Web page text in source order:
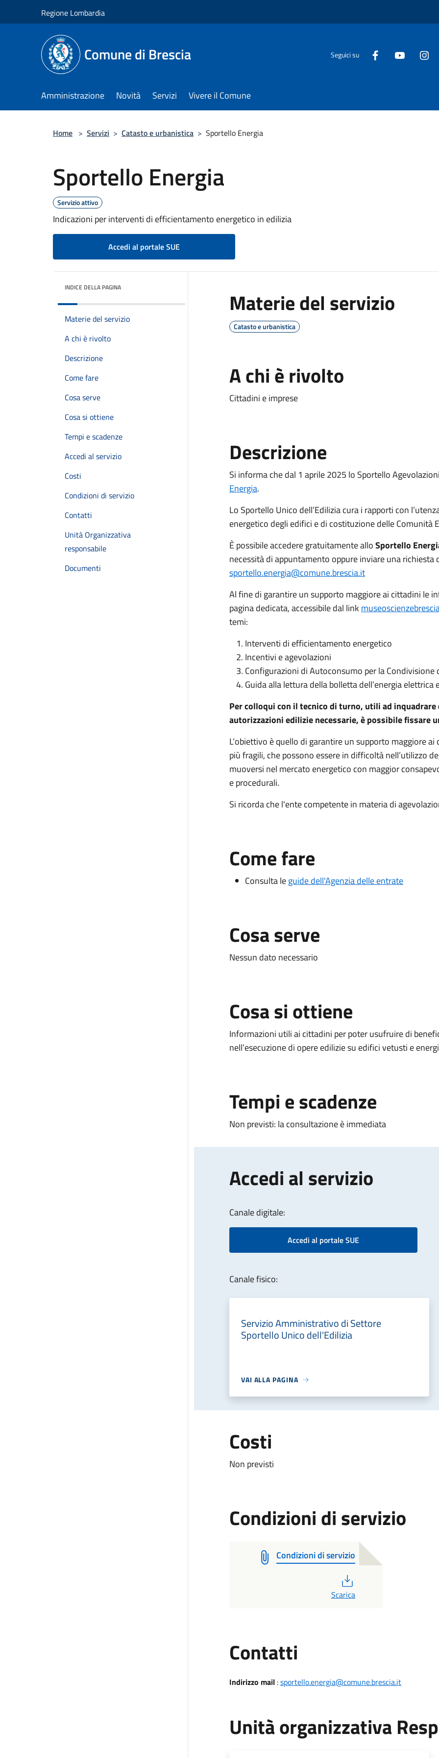
Regione Lombardia
Comune di Brescia Seguici su
Amministrazione Novità Servizi Vivere il Comune
Home > Servizi > Catasto e urbanistica > Sportello Energia
Sportello Energia
Servizio attivo
Indicazioni per interventi di efficientamento energetico in edilizia
Accedi al portale SUE
INDICE DELLA PAGINA
Materie del servizio
A chi è rivolto
Descrizione
Come fare
Cosa serve
Cosa si ottiene
Tempi e scadenze
Accedi al servizio
Costi
Condizioni di servizio
Contatti
Unità Organizzativa
responsabile
Documenti
Materie del servizio
Catasto e urbanistica
A chi è rivolto
Cittadini e imprese
Descrizione
Si informa che dal 1 aprile 2025 lo Sportello
Energia.
Lo Sportello Unico dell’Edilizia cura i rapporti con
energetico degli edifici e di costituzione delle Comunità
È possibile accedere gratuitamente alloSportello
necessità di appuntamento oppure inviare una richiesta
sportello.energia@comune.brescia.it
Al fine di garantire un supporto maggiore ai cittadini le
pagina dedicata, accessibile dal link
temi:
Interventi di efficientamento energetico
Incentivi e agevolazioni
Configurazioni di Autoconsumo per la Condivisione
Guida alla lettura della bolletta dell’energia elettrica
Per colloqui con il tecnico di turno, utili ad
autorizzazioni edilizie necessarie, è possibile fissare
L’obiettivo è quello di garantire un supporto maggiore
più fragili, che possono essere in difficoltà nell’utilizzo
muoversi nel mercato energetico con maggior
e procedurali.
Si ricorda che l'ente competente in materia di
Come fare
Consulta leguide dell'Agenzia delle entrate
Cosa serve
Nessun dato necessario
Cosa si ottiene
Informazioni utili ai cittadini per poter usufruire di
nell’esecuzione di opere edilizie su edifici vetusti e
Tempi e scadenze
Non previsti: la consultazione è immediata
Accedi al servizio
Canale digitale:
Accedi al portale SUE
Canale fisico:
Servizio Amministrativo di Settore
Sportello Unico dell'Edilizia
VAI ALLA PAGINA
Costi
Non previsti
Condizioni di servizio
Condizioni di servizio
Scarica
Contatti
Indirizzo mail:sportello.energia@comune.brescia.it
Unità organizzativa